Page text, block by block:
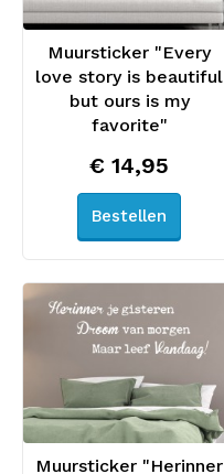
Muursticker "Every
love story is beautiful
but ours is my
favorite"
€ 14,95
Bestellen
Muursticker "Herinner